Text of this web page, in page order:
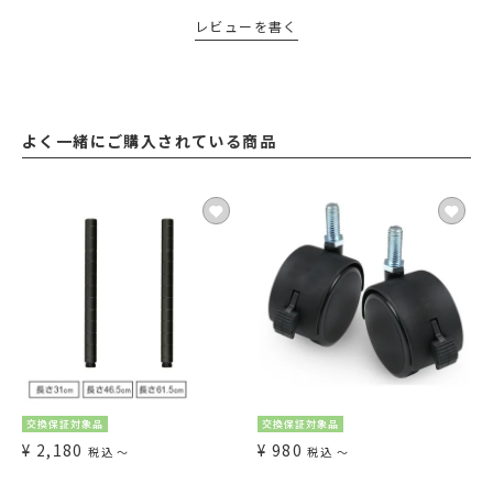
レビューを書く
よく一緒にご購入されている商品
交換保証対象品
¥ 2,180 税込 〜
交換保証対象品
¥ 980 税込 〜